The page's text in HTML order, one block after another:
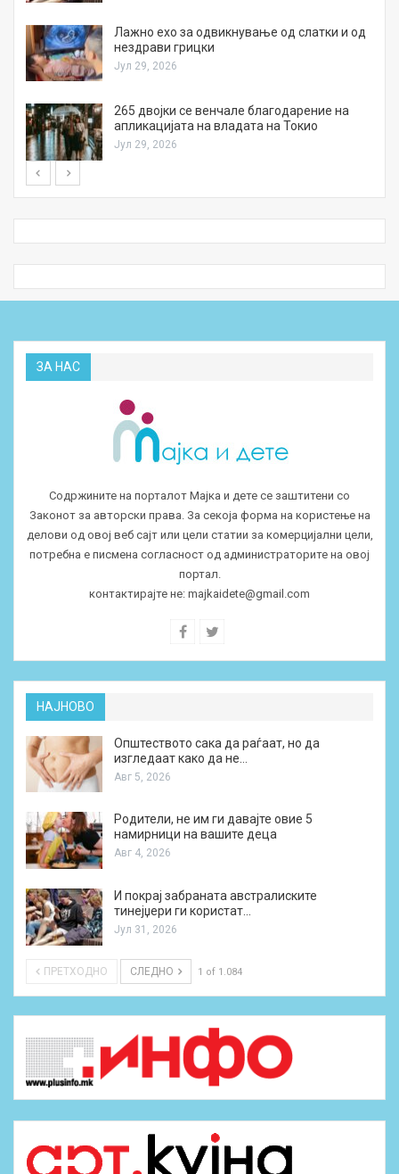
Лажно ехо за одвикнување од слатки и од
нездрави грицки
Јул 29, 2026
265 двојки се венчале благодарение на
апликацијата на владата на Токио
Јул 29, 2026
ЗА НАС
Содржините на порталот Мајка и дете се заштитени со
Законот за авторски права. За секоја форма на користење на
делови од овој веб сајт или цели статии за комерцијални цели,
потребна е писмена согласност од администраторите на овој
портал.
контактирајте не: majkaidete@gmail.com
НАЈНОВО
Општеството сака да раѓаат, но да
изгледаат како да не…
Авг 5, 2026
Родители, не им ги давајте овие 5
намирници на вашите деца
Авг 4, 2026
И покрај забраната австралиските
тинејџери ги користат…
Јул 31, 2026
ПРЕТХОДНО СЛЕДНО 1 of 1.084